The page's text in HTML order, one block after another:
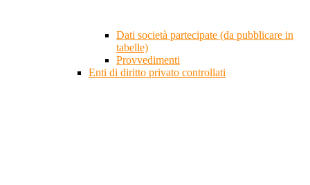
Dati società partecipate (da pubblicare in
tabelle)
Provvedimenti
Enti di diritto privato controllati